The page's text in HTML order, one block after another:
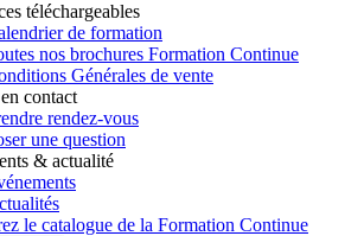
téléchargeables
de formation
nos brochures Formation Continue
Générales de vente
contact
rendez-vous
une question
& actualité
le catalogue de la Formation Continue